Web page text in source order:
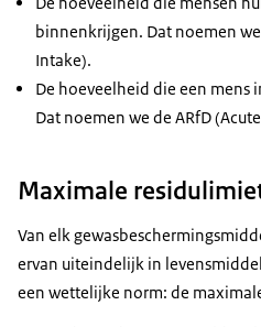
binnenkrijgen. Dat noemen
Intake).
De hoeveelheid die een
Dat noemen we de ARfD
Maximale
Van elk
ervan uiteindelijk in
een wettelijke norm: de